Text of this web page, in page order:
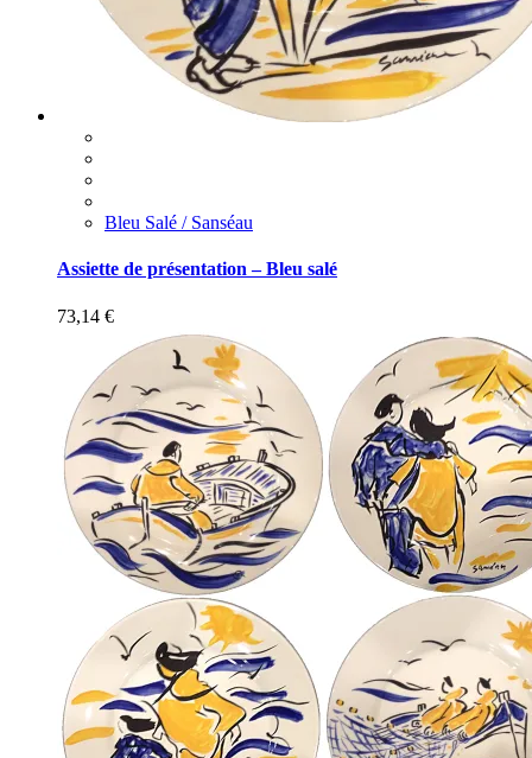
Bleu Salé / Sanséau
Assiette de présentation – Bleu salé
73,14 €